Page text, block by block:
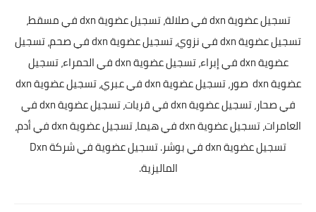
تسجيل عضوية dxn في صلالة،
تسجيل عضوية dxn في مسقط،
تسجيل عضوية dxn في نزوي، تسجيل عضوية dxn في صحم، تسجيل
عضوية dxn في إبراء، تسجيل عضوية dxn في الحمراء، تسجيل
عضوية dxn صور، تسجيل عضوية dxn في عبري، تسجيل عضوية dxn
في صحار، تسجيل عضوية dxn في قريات، تسجيل عضوية dxn في
العامرات، تسجيل عضوية dxn في هيما، تسجيل عضوية dxn في أدم،
تسجيل عضوية dxn في بوشر. تسجيل عضوية في شركة Dxn
الماليزية.